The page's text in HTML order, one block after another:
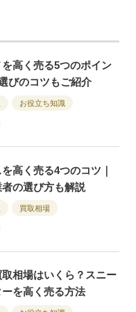
を高く売る5つのポイン
びのコツもご紹介
お役立ち知識
高く売る4つのコツ｜
の選び方も解説
買取相場
相場はいくら？スニー
を高く売る方法